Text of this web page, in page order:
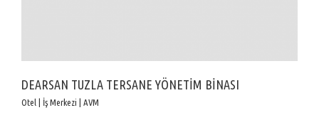
DEARSAN TUZLA TERSANE YÖNETİM BİNASI
Otel | İş Merkezi | AVM